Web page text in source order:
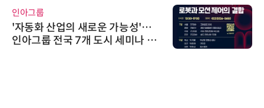
인아그룹
'자동화 산업의 새로운 가능성'…
인아그룹 전국 7개 도시 세미나 페